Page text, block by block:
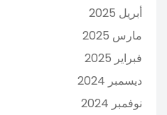
أبريل 2025
مارس 2025
فبراير 2025
ديسمبر 2024
نوفمبر 2024